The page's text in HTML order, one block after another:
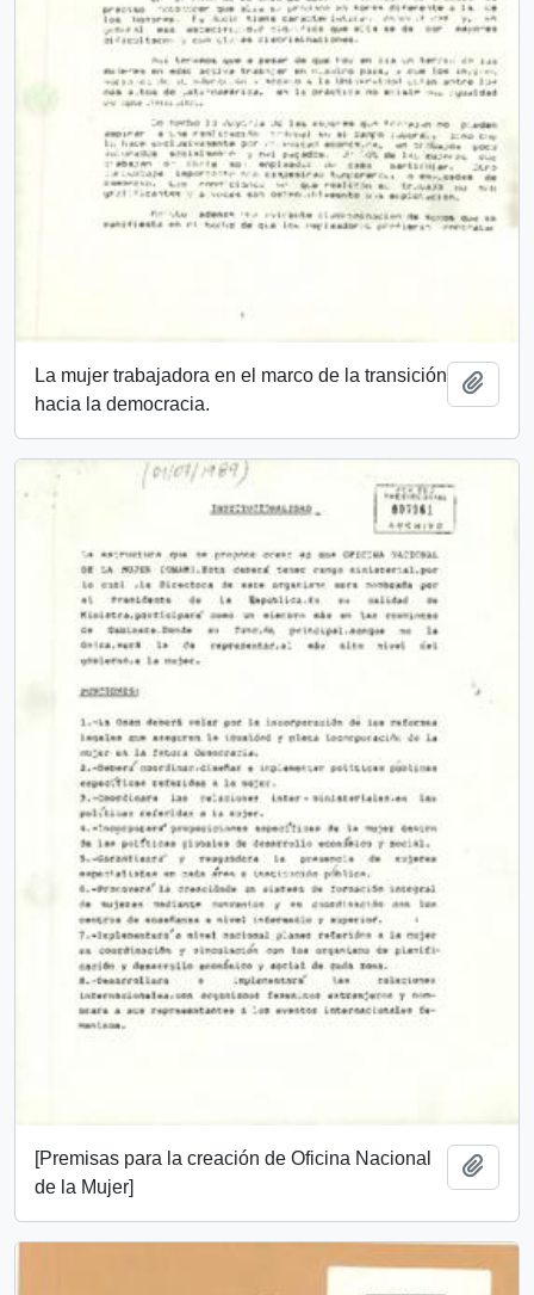
La mujer trabajadora en el marco de la transición
hacia la democracia.
[Premisas para la creación de Oficina Nacional
de la Mujer]